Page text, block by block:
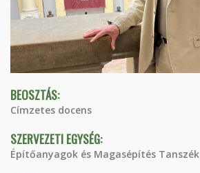
BEOSZTÁS:
Címzetes docens
SZERVEZETI EGYSÉG:
Építőanyagok és Magasépítés Tanszék